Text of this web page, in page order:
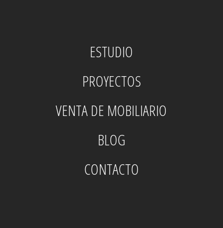
ESTUDIO
PROYECTOS
VENTA DE MOBILIARIO
BLOG
CONTACTO